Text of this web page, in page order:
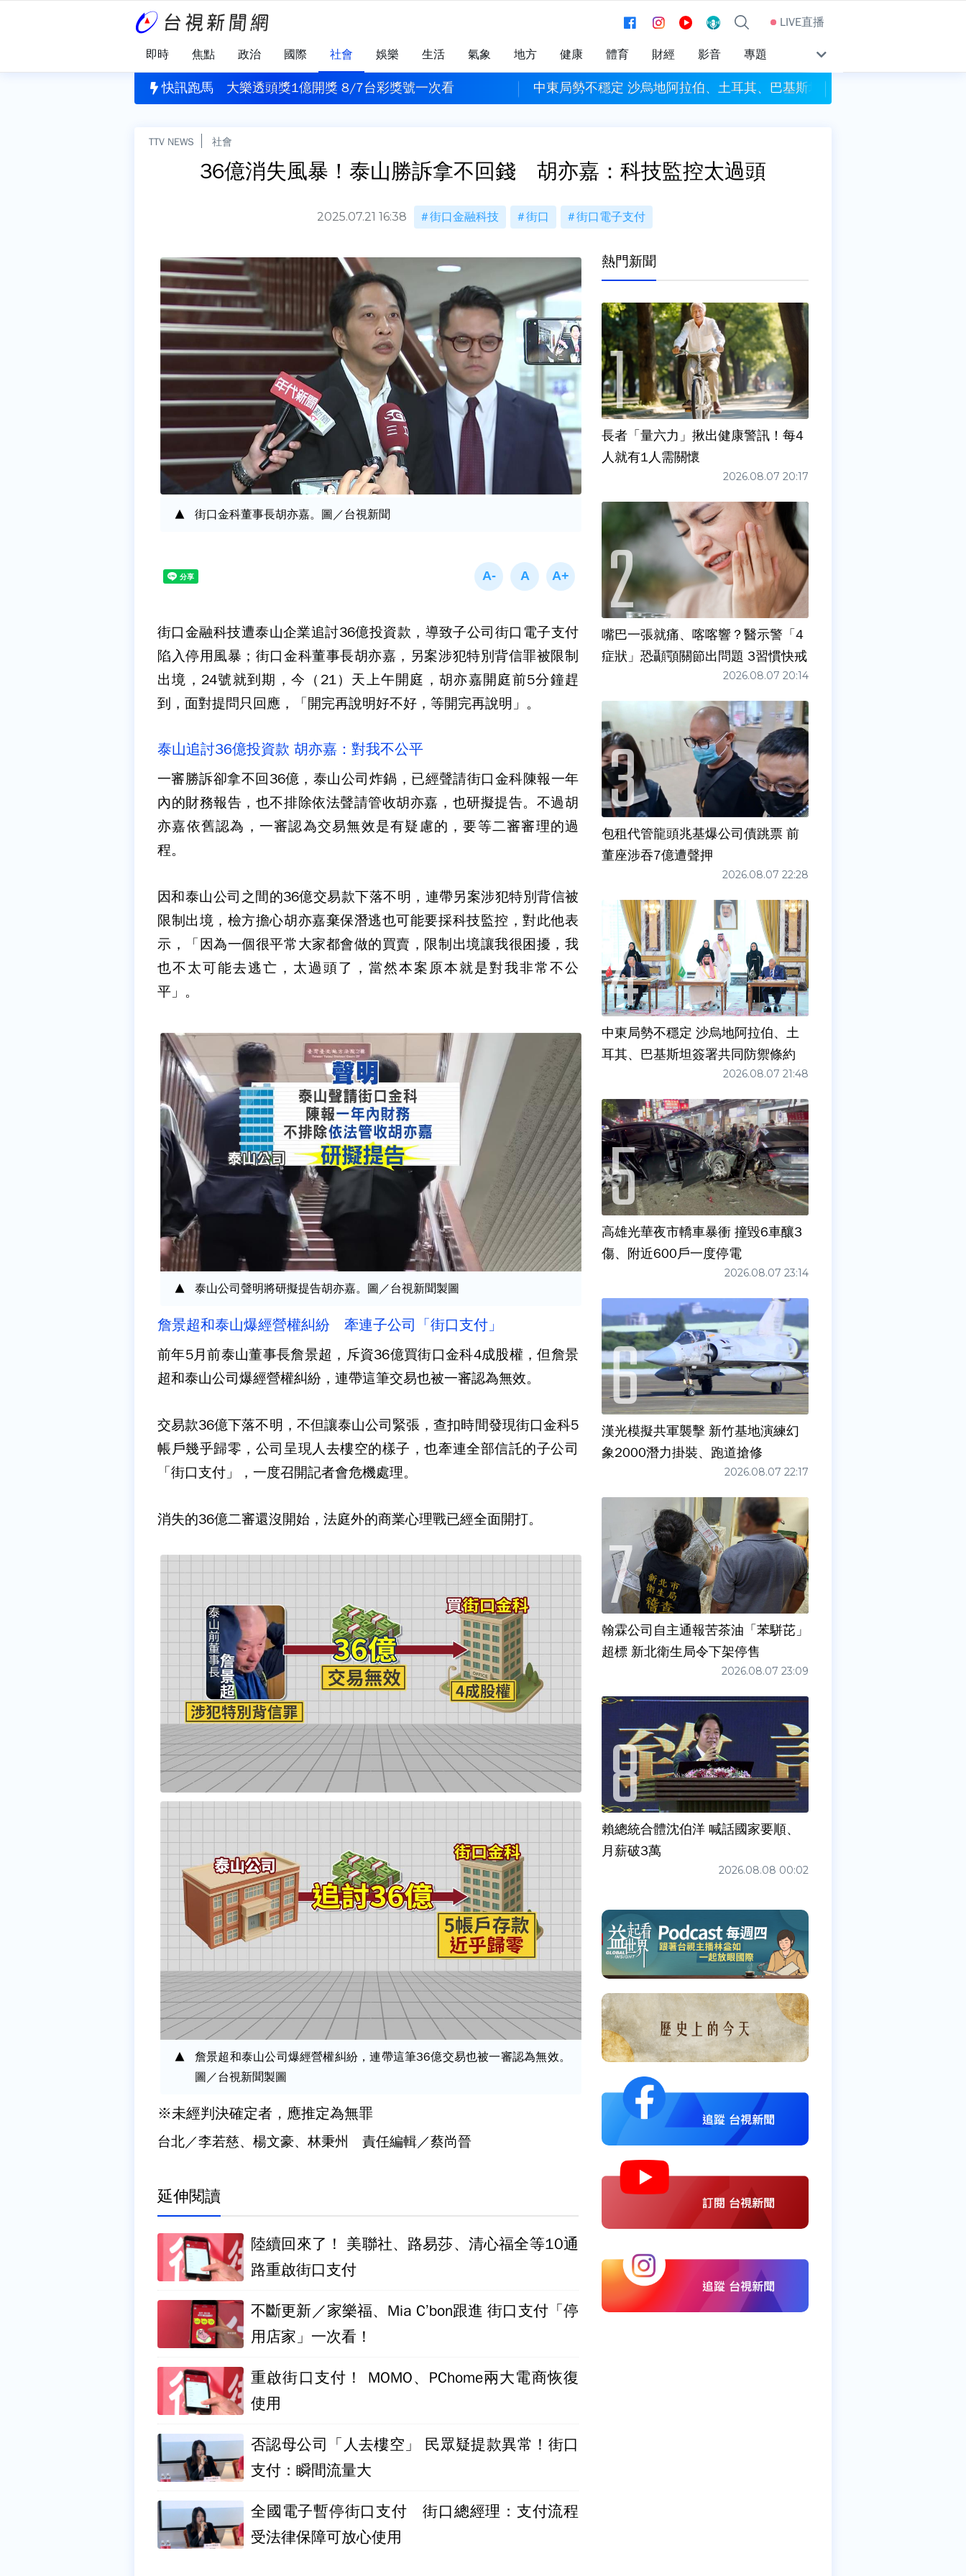
LIVE直播
即時 焦點 政治 國際 社會 娛樂 生活 氣象 地方 健康 體育 財經 影音 專題
快訊跑馬
揪出健康警訊！每4人就有1人需關懷 大樂透頭獎1億開獎 8/7台彩獎號一次看 中東局勢不穩定 沙烏地阿拉伯、土耳其、巴基斯坦簽署共同防禦條約
TTV NEWS 社會
36億消失風暴！泰山勝訴拿不回錢 胡亦嘉：科技監控太過頭
2025.07.21 16:38 街口金融科技 街口 街口電子支付
街口金科董事長胡亦嘉。圖／台視新聞
街口金融科技遭泰山企業追討36億投資款，導致子公司街口電子支付
陷入停用風暴；街口金科董事長胡亦嘉，另案涉犯特別背信罪被限制
出境，24號就到期，今（21）天上午開庭，胡亦嘉開庭前5分鐘趕
到，面對提問只回應，「開完再說明好不好，等開完再說明」。
泰山追討36億投資款 胡亦嘉：對我不公平
一審勝訴卻拿不回36億，泰山公司炸鍋，已經聲請街口金科陳報一年
內的財務報告，也不排除依法聲請管收胡亦嘉，也研擬提告。不過胡
亦嘉依舊認為，一審認為交易無效是有疑慮的，要等二審審理的過
程。
因和泰山公司之間的36億交易款下落不明，連帶另案涉犯特別背信被
限制出境，檢方擔心胡亦嘉棄保潛逃也可能要採科技監控，對此他表
示，「因為一個很平常大家都會做的買賣，限制出境讓我很困擾，我
也不太可能去逃亡，太過頭了，當然本案原本就是對我非常不公
平」。
泰山公司聲明將研擬提告胡亦嘉。圖／台視新聞製圖
詹景超和泰山爆經營權糾紛 牽連子公司「街口支付」
前年5月前泰山董事長詹景超，斥資36億買街口金科4成股權，但詹景
超和泰山公司爆經營權糾紛，連帶這筆交易也被一審認為無效。
交易款36億下落不明，不但讓泰山公司緊張，查扣時間發現街口金科5
帳戶幾乎歸零，公司呈現人去樓空的樣子，也牽連全部信託的子公司
「街口支付」，一度召開記者會危機處理。
消失的36億二審還沒開始，法庭外的商業心理戰已經全面開打。
詹景超和泰山公司爆經營權糾紛，連帶這筆36億交易也被一審認為無效。
圖／台視新聞製圖
※未經判決確定者，應推定為無罪
台北／李若慈、楊文豪、林秉州 責任編輯／蔡尚晉
延伸閱讀
陸續回來了！ 美聯社、路易莎、清心福全等10通
路重啟街口支付
不斷更新／家樂福、Mia C’bon跟進 街口支付「停
用店家」一次看！
重啟街口支付！ MOMO、PChome兩大電商恢復
使用
否認母公司「人去樓空」 民眾疑提款異常！街口
支付：瞬間流量大
全國電子暫停街口支付 街口總經理：支付流程
受法律保障可放心使用
熱門新聞
長者「量六力」揪出健康警訊！每4
人就有1人需關懷
2026.08.07 20:17
嘴巴一張就痛、喀喀響？醫示警「4
症狀」恐顳顎關節出問題 3習慣快戒
2026.08.07 20:14
包租代管龍頭兆基爆公司債跳票 前
董座涉吞7億遭聲押
2026.08.07 22:28
中東局勢不穩定 沙烏地阿拉伯、土
耳其、巴基斯坦簽署共同防禦條約
2026.08.07 21:48
高雄光華夜市轎車暴衝 撞毀6車釀3
傷、附近600戶一度停電
2026.08.07 23:14
漢光模擬共軍襲擊 新竹基地演練幻
象2000潛力掛裝、跑道搶修
2026.08.07 22:17
翰霖公司自主通報苦茶油「苯駢芘」
超標 新北衛生局令下架停售
2026.08.07 23:09
賴總統合體沈伯洋 喊話國家要順、
月薪破3萬
2026.08.08 00:02